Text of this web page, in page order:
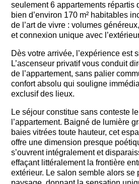
seulement 6 appartements répartis
bien d’environ 170 m² habitables
de l’art de vivre : volumes
et connexion unique avec
Dès votre arrivée, l’expérience est
L’ascenseur privatif vous conduit
de l’appartement, sans palier
confort absolu qui souligne
exclusif des lieux.
Le séjour constitue sans conteste
l’appartement. Baigné de lumière
baies vitrées toute hauteur, cet
offre une dimension presque
s’ouvrent intégralement et
effaçant littéralement la frontière
extérieur. Le salon semble alors se